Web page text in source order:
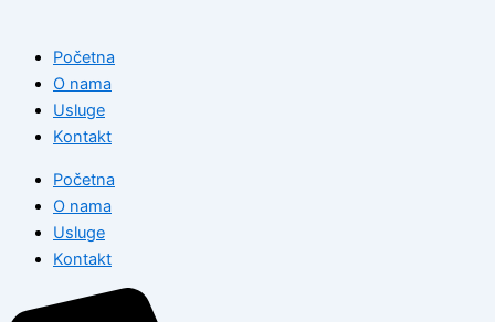
Početna
O nama
Usluge
Kontakt
Početna
O nama
Usluge
Kontakt